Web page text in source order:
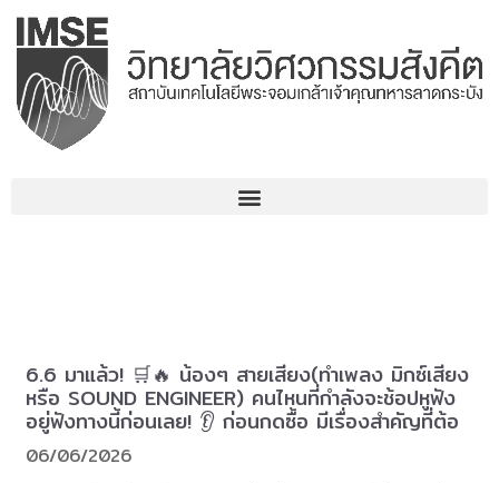
Skip
content
6.6 มาแล้ว! 🛒🔥 น้องๆ สายเสียง(ทำเพลง มิกซ์เสียง
หรือ SOUND ENGINEER) คนไหนที่กำลังจะช้อปหูฟัง
อยู่ฟังทางนี้ก่อนเลย! 👂 ก่อนกดซื้อ มีเรื่องสำคัญที่ต้อ
06/06/2026